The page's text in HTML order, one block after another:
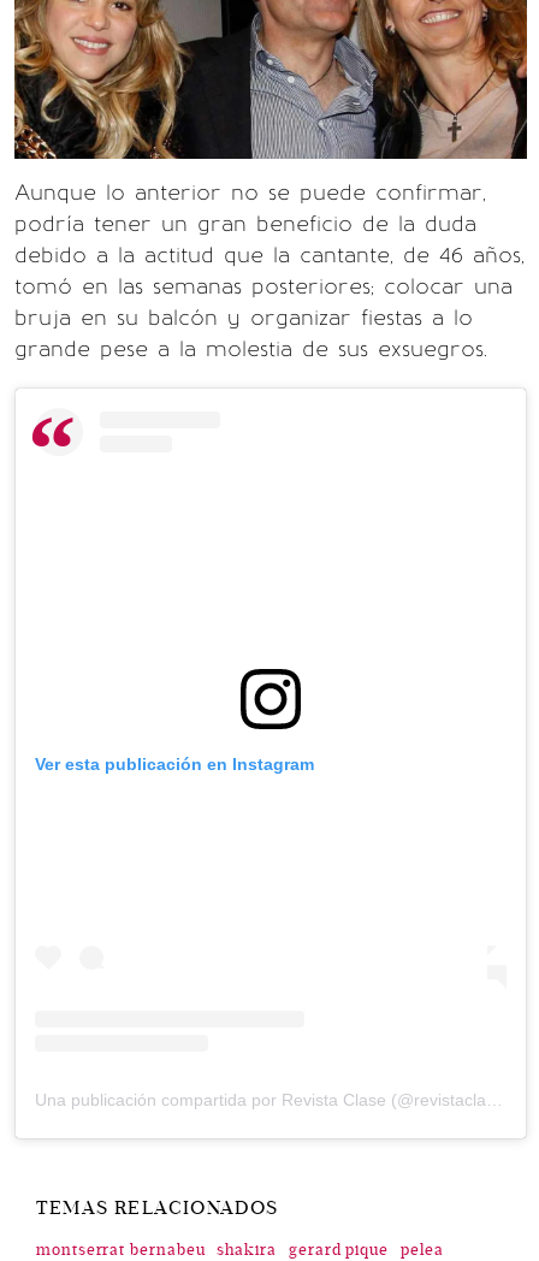
Aunque lo anterior no se puede confirmar,
podría tener un gran beneficio de la duda
debido a la actitud que la cantante, de 46 años,
tomó en las semanas posteriores; colocar una
bruja en su balcón y organizar fiestas a lo
grande pese a la molestia de sus exsuegros.
Ver esta publicación en Instagram
TEMAS RELACIONADOS
montserrat bernabeu shakira gerard pique pelea